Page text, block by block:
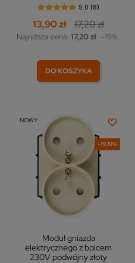
5.0 (8)
13,90 zł 17,20 zł
Najniższa cena: 17,20 zł -19%
DO KOSZYKA
-19,19%
NOWY
Moduł gniazda
elektrycznego z bolcem
230V podwójny złoty